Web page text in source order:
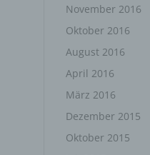
November 2016
Oktober 2016
August 2016
April 2016
März 2016
Dezember 2015
Oktober 2015